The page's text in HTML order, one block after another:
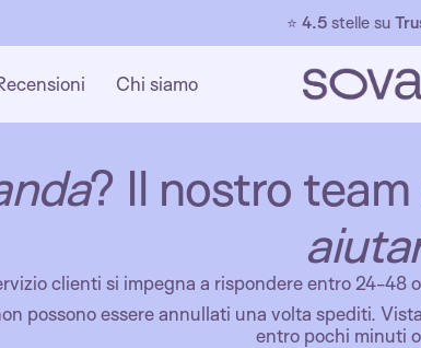
⭐ 4.5stelle su
Chi siamo
? Il nostro
clienti si impegna a rispondere entro 24-48
possono essere annullati una volta spediti.
entro pochi minuti